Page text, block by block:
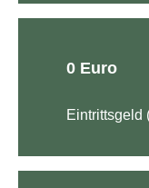
0 Euro
Eintrittsgeld